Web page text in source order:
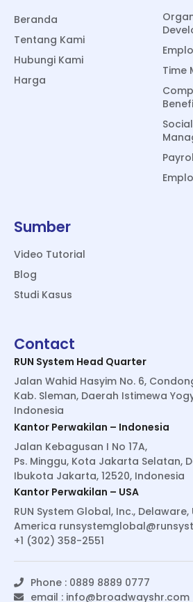
Beranda
Tentang Kami
Hubungi Kami
Harga
Time
Sumber
Video Tutorial
Blog
Studi Kasus
Contact
RUN System Head Quarter
Jalan Wahid Hasyim No. 6,
Kab. Sleman, Daerah Istimewa
Indonesia
Kantor Perwakilan – Indonesia
Jalan Kebagusan I No 17A,
Ps. Minggu, Kota Jakarta Selatan,
Ibukota Jakarta, 12520, Indonesia
Kantor Perwakilan – USA
RUN System Global, Inc.,
America
+1 (302) 358-2551
Phone : 0889 8889 0777
email : info@broadwayshr.com